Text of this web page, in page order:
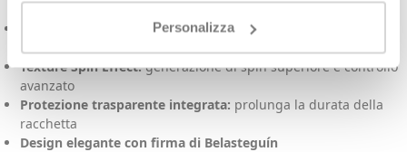
Personalizza
rigidità controllata
Nucleo in schiuma EVA rigida:tocco fermo e uscita di palla
rapida
Texture Spin Effect:generazione di spin superiore e controllo
avanzato
Protezione trasparente integrata: prolunga la durata della
racchetta
Design elegante con firma di Belasteguín